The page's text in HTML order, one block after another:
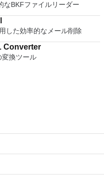
なBKFファイルリーダー
した効率的なメール削除
Converter
変換ツール